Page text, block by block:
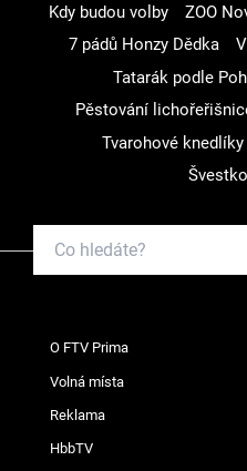
Kdy budou volby
ZOO
7 pádů Honzy Dědka
Tatarák podle
Pěstování
Tvarohové knedlíky
O FTV Prima
Volná místa
Reklama
HbbTV